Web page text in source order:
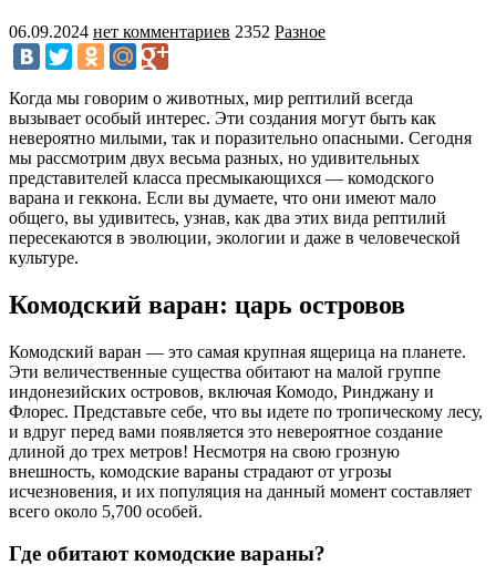
06.09.2024 нет комментариев 2352 Разное
Когда мы говорим о животных, мир рептилий всегда
вызывает особый интерес. Эти создания могут быть как
невероятно милыми, так и поразительно опасными. Сегодня
мы рассмотрим двух весьма разных, но удивительных
представителей класса пресмыкающихся — комодского
варана и геккона. Если вы думаете, что они имеют мало
общего, вы удивитесь, узнав, как два этих вида рептилий
пересекаются в эволюции, экологии и даже в человеческой
культуре.
Комодский варан: царь островов
Комодский варан — это самая крупная ящерица на планете.
Эти величественные существа обитают на малой группе
индонезийских островов, включая Комодо, Ринджану и
Флорес. Представьте себе, что вы идете по тропическому лесу,
и вдруг перед вами появляется это невероятное создание
длиной до трех метров! Несмотря на свою грозную
внешность, комодские вараны страдают от угрозы
исчезновения, и их популяция на данный момент составляет
всего около 5,700 особей.
Где обитают комодские вараны?